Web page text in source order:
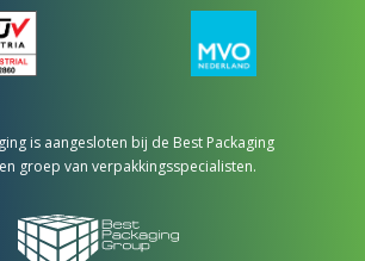
is aangesloten bij de Best Packaging
groep van verpakkingsspecialisten.